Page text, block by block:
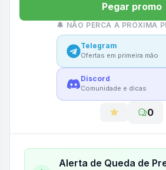
Pegar promo
🔔 NÃO PERCA A PRÓXIMA
Telegram
Ofertas em primeira mão
Discord
Comunidade e dicas
0
Alerta de Queda de